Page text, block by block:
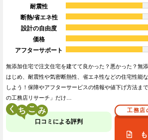
耐震性
断熱/省エネ性
設計の自由度
価格
アフターサポート
無添加住宅で注文住宅を建てて良かった？悪かった？無
はじめ、耐震性や気密断熱性、省エネ性などの住宅性能
しよう！保障やアフターサービスの情報や値下げ方法ま
の工務店リサーチ」だけ…
く こ
口コミによる評判
工務店